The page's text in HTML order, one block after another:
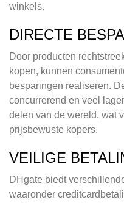
winkels.
DIRECTE
Door producten
kopen, kunnen
besparingen realiseren.
concurrerend en veel
delen van de wereld, wat
prijsbewuste kopers.
VEILIGE
DHgate biedt
waaronder